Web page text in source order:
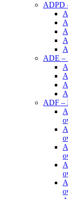
ADPD
ADE –
ADF –